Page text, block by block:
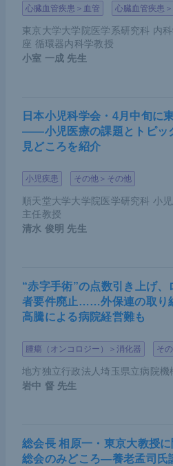
心臓血管疾患＞血管 心臓血管疾患
東京大学大学院医学系研究科 内
座 循環器内科学教授
小室 一成 先生
日本小児科学会・4月中旬に
――小児医療の課題とトピッ
見どころを紹介
小児疾患 その他＞その他
順天堂大学大学院医学研究科 小
主任教授
清水 俊明 先生
“赤字手術”の点数引き上げ
者要件廃止……外保連の取
高騰による病院経営難も
腫瘍（オンコロジー）＞消化器 そ
地方独立行政法人埼玉県立病院機
岩中 督 先生
総会長 相原一・東京大教授
総会のみどころ―養老孟司氏